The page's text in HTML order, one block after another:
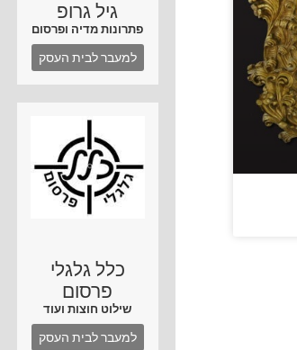
גיל גרופ
פתרונות מדיה ופרסום
למעבר לבית העסק
כלל גלגלי
פרסום
שילוט חוצות ועוד
למעבר לבית העסק